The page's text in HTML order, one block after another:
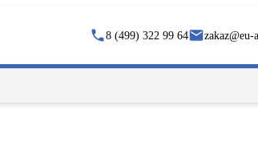
8 (499) 322 99 64 zakaz@eu-